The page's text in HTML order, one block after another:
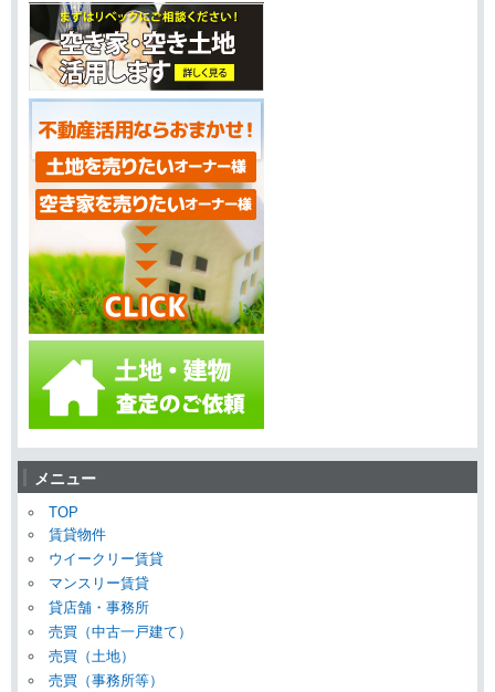
メニュー
TOP
賃貸物件
ウイークリー賃貸
マンスリー賃貸
貸店舗・事務所
売買（中古一戸建て）
売買（土地）
売買（事務所等）